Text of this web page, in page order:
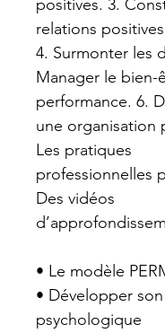
positives. 3.
relations
4. Surmonter les
Manager le bien-
performance. 6.
une organisation
Les pratiques
professionnelles
Des vidéos
• Le modèle
• Développer son
psychologique